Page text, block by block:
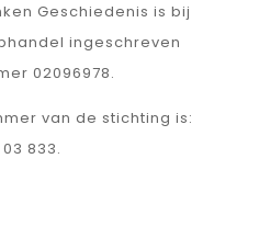
Geschiedenis is bij
ingeschreven
02096978.
van de stichting is:
03 833.